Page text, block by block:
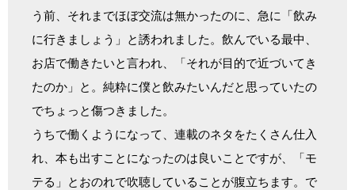
う前、それまでほぼ交流は無かったのに、急に「飲み
に行きましょう」と誘われました。飲んでいる最中、
お店で働きたいと言われ、「それが目的で近づいてき
たのか」と。純粋に僕と飲みたいんだと思っていたの
でちょっと傷つきました。
うちで働くようになって、連載のネタをたくさん仕入
れ、本も出すことになったのは良いことですが、「モ
テる」とおのれで吹聴していることが腹立ちます。で